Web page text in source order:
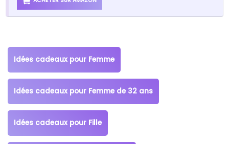
Idées cadeaux pour Femme
Idées cadeaux pour Femme de 32 ans
Idées cadeaux pour Fille